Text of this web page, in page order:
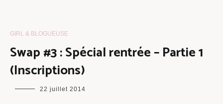
GIRL & BLOGUEUSE
Swap #3 : Spécial rentrée – Partie 1
(Inscriptions)
maman
22 juillet 2014